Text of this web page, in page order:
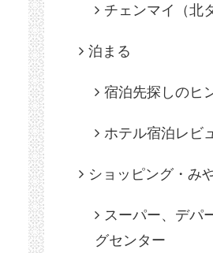
チェンマイ（北
泊まる
宿泊先探しのヒ
ホテル宿泊レビ
ショッピング・み
スーパー、デパ
グセンター